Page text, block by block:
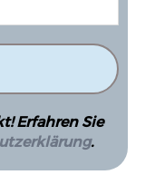
Erfahren Sie
.